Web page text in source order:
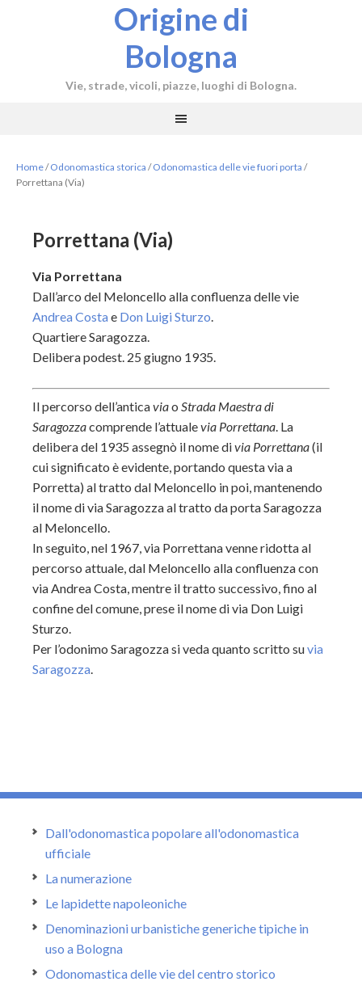
Origine di
Bologna
Vie, strade, vicoli, piazze, luoghi di Bologna.
Home/ Odonomastica storica / Odonomastica delle vie fuori porta /
Porrettana (Via)
Porrettana (Via)
Via Porrettana
Dall’arco del Meloncello alla confluenza delle vie
Andrea Costae Don Luigi Sturzo.
Quartiere Saragozza.
Delibera podest. 25 giugno 1935.
Il percorso dell’anticaviao Strada Maestra di
Saragozzacomprende l’attualevia Porrettana. La
delibera del 1935 assegnò il nome divia Porrettana(il
cui significato è evidente, portando questa via a
Porretta) al tratto dal Meloncello in poi, mantenendo
il nome di via Saragozza al tratto da porta Saragozza
al Meloncello.
In seguito, nel 1967, via Porrettana venne ridotta al
percorso attuale, dal Meloncello alla confluenza con
via Andrea Costa, mentre il tratto successivo, fino al
confine del comune, prese il nome di via Don Luigi
Sturzo.
Per l’odonimo Saragozza si veda quanto scritto suvia
Saragozza.
Dall'odonomastica popolare all'odonomastica
ufficiale
La numerazione
Le lapidette napoleoniche
Denominazioni urbanistiche generiche tipiche in
uso a Bologna
Odonomastica delle vie del centro storico